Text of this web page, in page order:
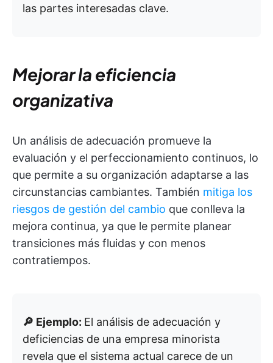
las partes interesadas clave.
Mejorar la eficiencia
organizativa
Un análisis de adecuación promueve la
evaluación y el perfeccionamiento continuos, lo
que permite a su organización adaptarse a las
circunstancias cambiantes. También mitiga los
riesgos de gestión del cambio que conlleva la
mejora continua, ya que le permite planear
transiciones más fluidas y con menos
contratiempos.
🔎 Ejemplo: El análisis de adecuación y
deficiencias de una empresa minorista
revela que el sistema actual carece de un